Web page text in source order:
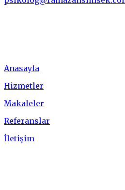
Anasayfa
Hizmetler
Makaleler
Referanslar
İletişim